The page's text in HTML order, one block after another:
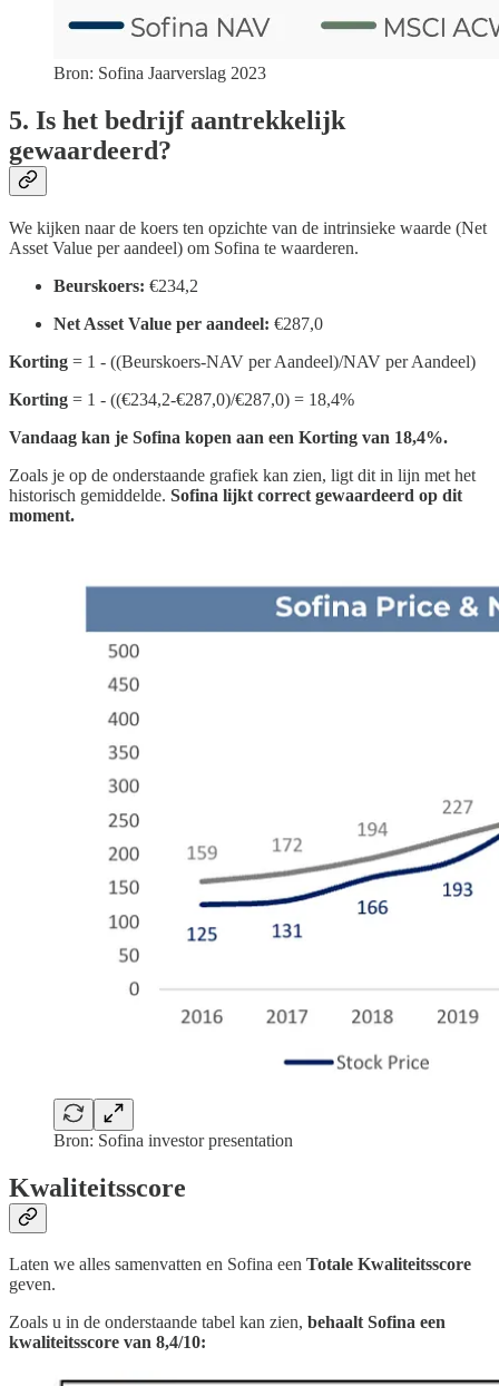
Bron: Sofina Jaarverslag 2023
5. Is het bedrijf aantrekkelijk
gewaardeerd?
We kijken naar de koers ten opzichte van de intrinsieke waarde (Net
Asset Value per aandeel) om Sofina te waarderen.
Beurskoers: €234,2
Net Asset Value per aandeel: €287,0
Korting = 1 - ((Beurskoers-NAV per Aandeel)/NAV per Aandeel)
Korting = 1 - ((€234,2-€287,0)/€287,0) = 18,4%
Vandaag kan je Sofina kopen aan een Korting van 18,4%.
Zoals je op de onderstaande grafiek kan zien, ligt dit in lijn met het
historisch gemiddelde. Sofina lijkt correct gewaardeerd op dit
moment.
Bron: Sofina investor presentation
Kwaliteitsscore
Laten we alles samenvatten en Sofina een Totale Kwaliteitsscore
geven.
Zoals u in de onderstaande tabel kan zien, behaalt Sofina een
kwaliteitsscore van 8,4/10: